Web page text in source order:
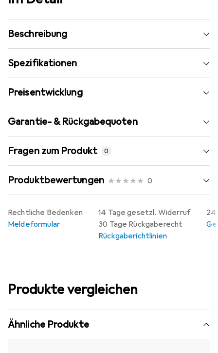
Beschreibung
Spezifikationen
Preisentwicklung
Garantie- & Rückgabequoten
Fragen zum Produkt 0
Produktbewertungen 0
14 Tage gesetzl. Widerruf
30 Tage Rückgaberecht
Rückgaberichtlinien
24
Rechtliche Bedenken
Meldeformular
Produkte vergleichen
Ähnliche Produkte